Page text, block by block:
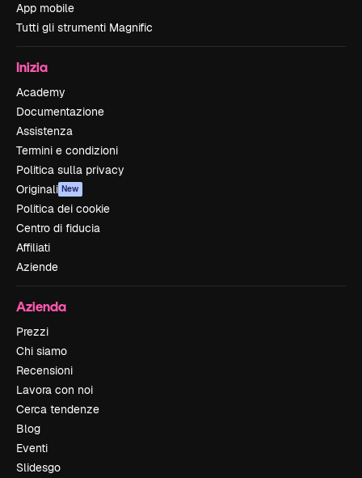
App mobile
Tutti gli strumenti Magnific
Inizia
Academy
Documentazione
Assistenza
Termini e condizioni
Politica sulla privacy
Originali New
Politica dei cookie
Centro di fiducia
Affiliati
Aziende
Azienda
Prezzi
Chi siamo
Recensioni
Lavora con noi
Cerca tendenze
Blog
Eventi
Slidesgo